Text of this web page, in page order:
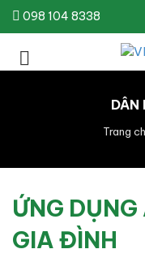
098 104 8338
DÂN
Trang
ỨNG
GIA ĐÌNH